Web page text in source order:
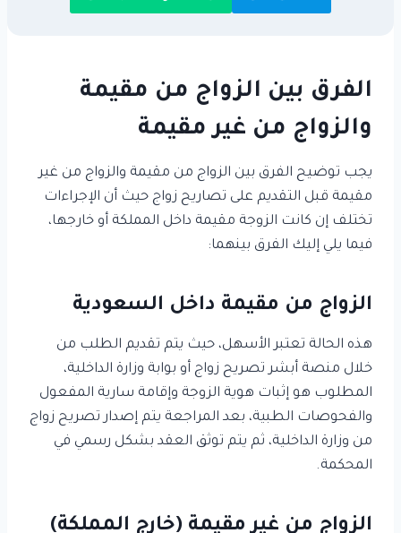
الفرق بين الزواج من مقيمة
والزواج من غير مقيمة
يجب توضيح الفرق بين الزواج من مقيمة والزواج من غير
مقيمة قبل التقديم على تصاريح زواج حيث أن الإجراءات
تختلف إن كانت الزوجة مقيمة داخل المملكة أو خارجها،
فيما يلي إليك الفرق بينهما:
الزواج من مقيمة داخل السعودية
هذه الحالة تعتبر الأسهل، حيث يتم تقديم الطلب من
خلال منصة أبشر تصريح زواج أو بوابة وزارة الداخلية،
المطلوب هو إثبات هوية الزوجة وإقامة سارية المفعول
والفحوصات الطبية، بعد المراجعة يتم إصدار تصريح زواج
من وزارة الداخلية، ثم يتم توثق العقد بشكل رسمي في
المحكمة.
الزواج من غير مقيمة (خارج المملكة)